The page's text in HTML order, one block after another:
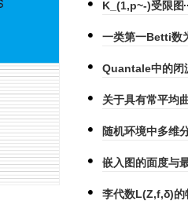
K_(1,p~-)受限图
一类第一Betti数
Quantale中的闭
关于具有常平均
随机环境中多维
嵌入图的面度与
李代数L(Z,f,δ)的